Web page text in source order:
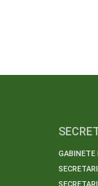
GABINETE